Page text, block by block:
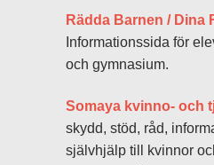
Rädda Barnen / Dina
Informationssida för
och gymnasium.
Somaya kvinno- och
skydd, stöd, råd,
självhjälp till kvinnor